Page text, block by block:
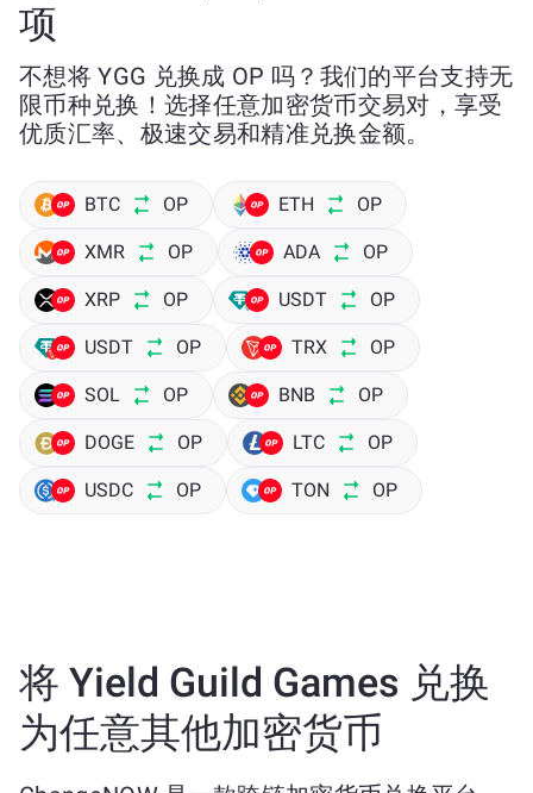
项
不想将 YGG 兑换成 OP 吗？我们的平台支持无
限币种兑换！选择任意加密货币交易对，享受
优质汇率、极速交易和精准兑换金额。
BTC OP ETH OP
XMR OP ADA OP
XRP OP USDT OP
USDT OP TRX OP
SOL OP BNB OP
DOGE OP LTC OP
USDC OP TON OP
将 Yield Guild Games 兑换
为任意其他加密货币